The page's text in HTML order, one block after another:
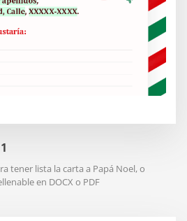
tener lista la carta a Papá Noel, o
en DOCX o PDF